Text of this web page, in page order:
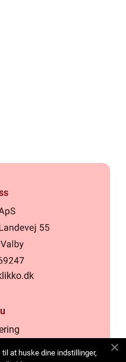
at huske dine indstillinger,